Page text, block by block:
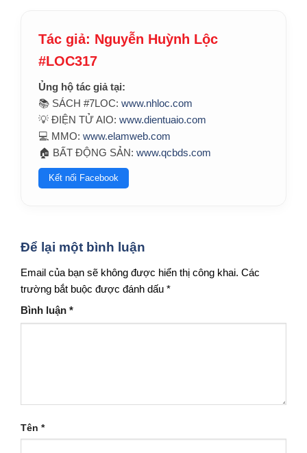
Tác giả: Nguyễn Huỳnh Lộc
#LOC317
Ủng hộ tác giả tại:
📚 SÁCH #7LOC: www.nhloc.com
💡 ĐIỆN TỬ AIO: www.dientuaio.com
💻 MMO: www.elamweb.com
🏠 BẤT ĐỘNG SẢN: www.qcbds.com
Kết nối Facebook
Để lại một bình luận
Email của bạn sẽ không được hiển thị công khai. Các
trường bắt buộc được đánh dấu *
Bình luận *
Tên *